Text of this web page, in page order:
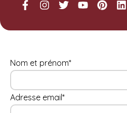
Nom et prénom*
Adresse email*